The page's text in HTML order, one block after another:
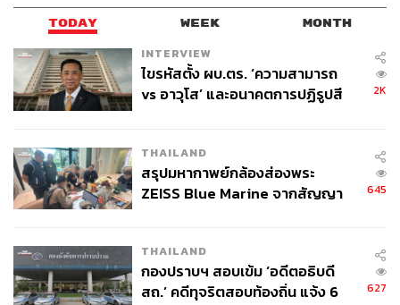
TODAY WEEK MONTH
INTERVIEW
ไขรหัสตั้ง ผบ.ตร. ‘ความสามารถ
vs อาวุโส’ และอนาคตการปฏิรูปสี
2K
THAILAND
สรุปมหากาพย์กล้องส่องพระ
ZEISS Blue Marine จากสัญญา
จ่ายหนี้-แอบระบุแบรนด์
645
THAILAND
กองปราบฯ สอบเข้ม ‘อดีตอธิบดี
สถ.’ คดีทุจริตสอบท้องถิ่น แจ้ง 6
627